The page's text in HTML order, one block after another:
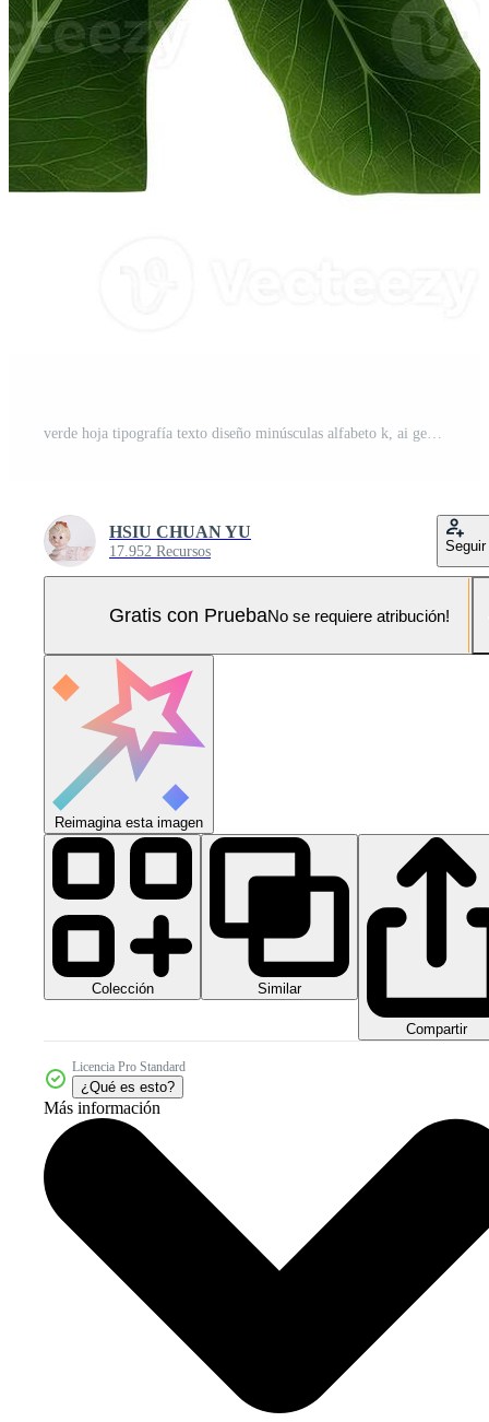
verde hoja tipografía texto diseño minúsculas alfabeto k, ai generativo Foto Pro
HSIU CHUAN YU
17.952 Recursos Seguir
Gratis con PruebaNo se requiere atribución!
Reimagina esta imagen
Colección Similar
Compartir
Licencia Pro Standard
¿Qué es esto?
Más información